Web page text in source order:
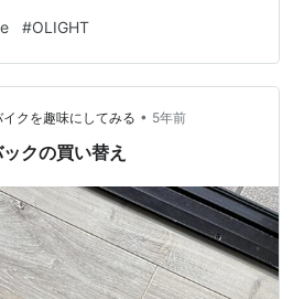
できているものの動作自体には問
が怖いため内部の電池に影響がな
た部分をよく見ると二箇所の薄い
とが分かる。これは確かに弱そう
正マウント 同じマウントを購入し
#OLIGHT
クを趣味にしてみる • 5年前
クの買い替え